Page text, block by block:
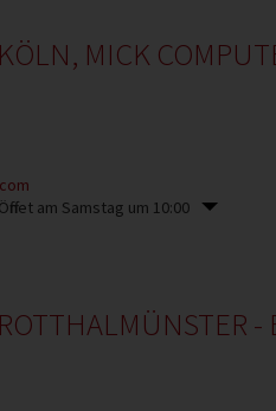
MICK
am Samstag um 10:00
-